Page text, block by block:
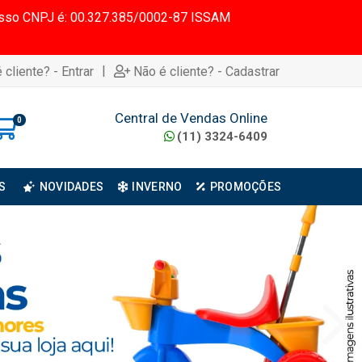
CNPJ é: 00.327.385/0002-87 ISSAM
cliente? - Entrar | Não é cliente? - Cadastrar
0 Central de Vendas Online
(11) 3324-6409
NOVIDADES INVERNO PROMOÇÕES